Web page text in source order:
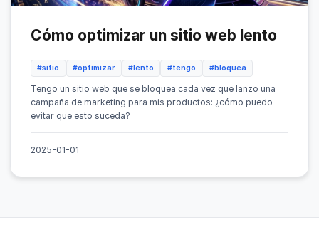
Cómo optimizar un sitio web lento
#sitio #optimizar #lento #tengo #bloquea
Tengo un sitio web que se bloquea cada vez que lanzo una
campaña de marketing para mis productos: ¿cómo puedo
evitar que esto suceda?
2025-01-01